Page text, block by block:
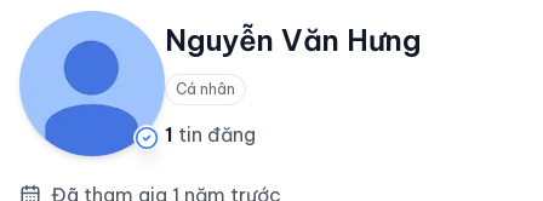
Nguyễn Văn Hưng
Cá nhân
1 tin đăng
Đã tham gia 1 năm trước